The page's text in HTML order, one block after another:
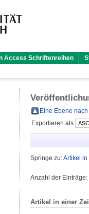
Access Schriftenreihen
Eine Ebene
Exportieren als
Springe zu:Artikel in
Anzahl der Einträge:
Artikel in einer